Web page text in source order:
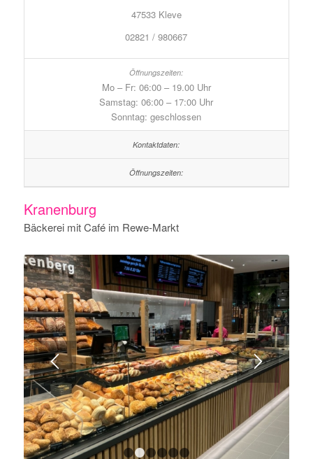
47533 Kleve
02821 / 980667
Mo – Fr: 06:00 – 19.00 Uhr
Samstag: 06:00 – 17:00 Uhr
Sonntag: geschlossen
Kranenburg
Bäckerei mit Café im Rewe-Markt